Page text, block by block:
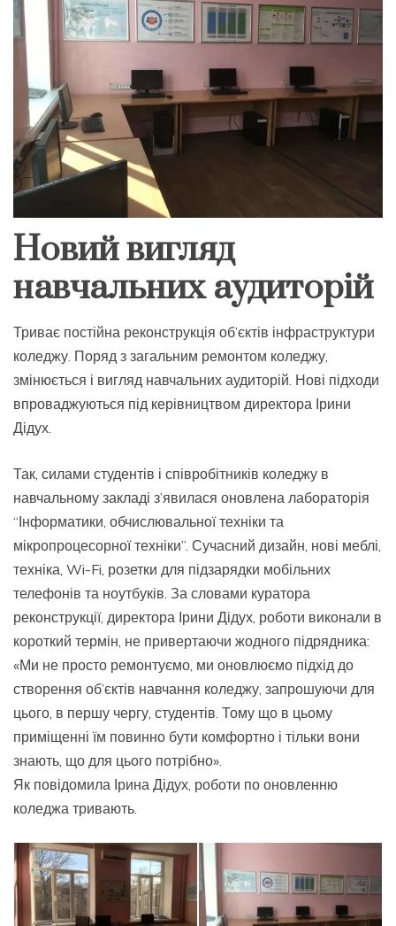
Новий вигляд
навчальних аудиторій
Триває постійна реконструкція об’єктів інфраструктури
коледжу. Поряд з загальним ремонтом коледжу,
змінюється і вигляд навчальних аудиторій. Нові підходи
впроваджуються під керівництвом директора Ірини
Дідух.
Так, силами студентів і співробітників коледжу в
навчальному закладі з’явилася оновлена лабораторія
“Інформатики, обчислювальної техніки та
мікропроцесорної техніки”. Сучасний дизайн, нові меблі,
техніка, Wi-Fi, розетки для підзарядки мобільних
телефонів та ноутбуків. За словами куратора
реконструкції, директора Ірини Дідух, роботи виконали в
короткий термін, не привертаючи жодного підрядника:
«Ми не просто ремонтуємо, ми оновлюємо підхід до
створення об’єктів навчання коледжу, запрошуючи для
цього, в першу чергу, студентів. Тому що в цьому
приміщенні їм повинно бути комфортно і тільки вони
знають, що для цього потрібно».
Як повідомила Ірина Дідух, роботи по оновленню
коледжа тривають.